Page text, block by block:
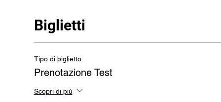
Biglietti
Tipo di biglietto
Prenotazione Test
Scopri di più